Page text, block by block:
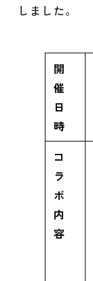
しました。
開
催
日
時
コ
ラ
ボ
内
容